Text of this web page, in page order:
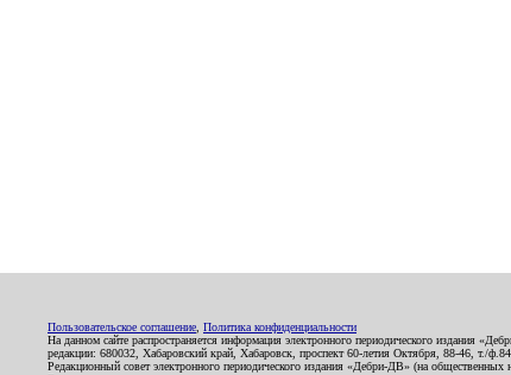
Пользовательское соглашение Политика конфиденциальности
На данном сайте распространяется информация электронного периодического
редакции: 680032, Хабаровский край, Хабаровск, проспект 60-летия Октября, 88-46, т./
Редакционный совет электронного периодического издания «Дебри-ДВ» (на